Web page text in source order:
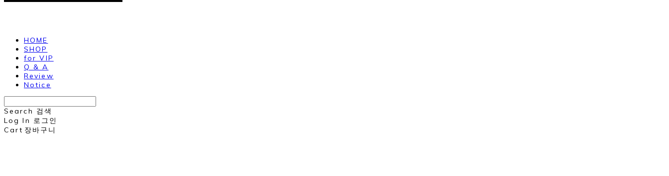
HOME
SHOP
for VIP
Q & A
Review
Notice
Search 검색
Log In 로그인
Cart 장바구니